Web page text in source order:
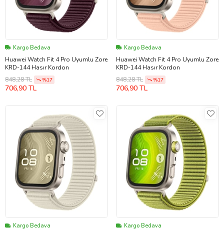
Kargo Bedava
Huawei Watch Fit 4 Pro Uyumlu Zore
KRD-144 Hasır Kordon
848,28 TL
%17
706,90 TL
Kargo Bedava
Huawei Watch Fit 4 Pro Uyumlu Zore
KRD-144 Hasır Kordon
848,28 TL
%17
706,90 TL
Kargo Bedava Kargo Bedava